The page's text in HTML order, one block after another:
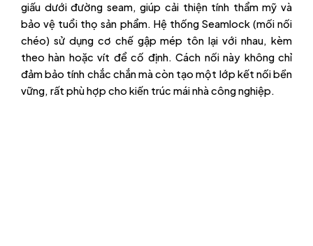
giấu dưới đường seam, giúp cải thiện tính thẩm mỹ và
bảo vệ tuổi thọ sản phẩm. Hệ thống Seamlock (mối nối
chéo) sử dụng cơ chế gập mép tôn lại với nhau, kèm
theo hàn hoặc vít để cố định. Cách nối này không chỉ
đảm bảo tính chắc chắn mà còn tạo một lớp kết nối bền
vững, rất phù hợp cho kiến trúc mái nhà công nghiệp.